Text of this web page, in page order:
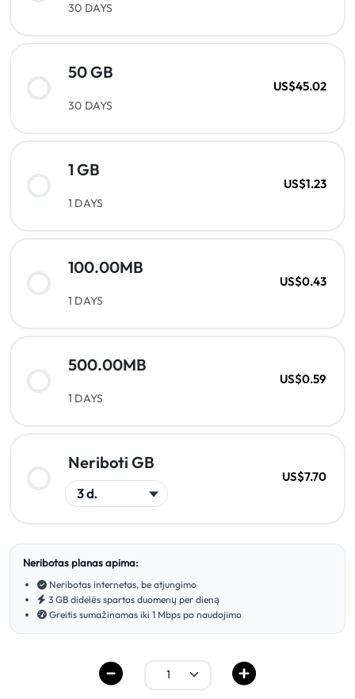
30 DAYS
50 GB
30 DAYS
US$45.02
1 GB
1 DAYS
US$1.23
100.00MB
1 DAYS
US$0.43
500.00MB
1 DAYS
US$0.59
Neriboti GB
US$7.70
Neribotas planas apima:
Neribotas internetas, be atjungimo
3 GB didelės spartos duomenų per dieną
Greitis sumažinamas iki 1 Mbps po naudojimo